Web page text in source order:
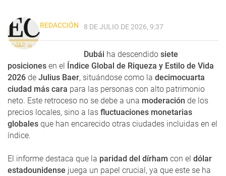
REDACCIÓN 8 DE JULIO DE 2026, 9:37
Dubái ha descendido siete
posiciones en el Índice Global de Riqueza y Estilo de Vida
2026 de Julius Baer, situándose como la decimocuarta
ciudad más cara para las personas con alto patrimonio
neto. Este retroceso no se debe a una moderación de los
precios locales, sino a las fluctuaciones monetarias
globales que han encarecido otras ciudades incluidas en el
índice.
El informe destaca que la paridad del dírham con el dólar
estadounidense juega un papel crucial, ya que este se ha